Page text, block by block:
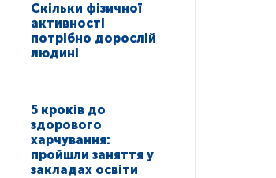
Скільки фізичної
активності
потрібно дорослій
людині
5 кроків до
здорового
харчування:
пройшли заняття у
закладах освіти